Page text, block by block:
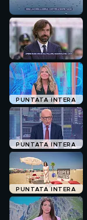
PUNTATA INTERA
PUNTATA INTERA
PUNTATA INTERA